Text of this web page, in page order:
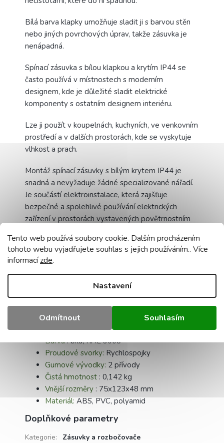
Tento web používá soubory cookie. Dalším procházením
tohoto webu vyjadřujete souhlas s jejich používáním.. Více
informacízde.
Nastavení
Odmítnout Souhlasím
Bílá barva klapky umožňuje sladit ji s barvou stěn
nebo jiných povrchových úprav, takže zásuvka je
nenápadná.
Spínací zásuvka s bílou klapkou a krytím IP44 se
často používá v místnostech s moderním
designem, kde je důležité sladit elektrické
komponenty s ostatním designem interiéru.
Lze ji použít v koupelnách, kuchyních, ve venkovním
prostředí a v dalších prostorách, kde se vyskytuje
vlhkost a prach.
Montáž spínací zásuvky s bílým krytem IP44 je
snadná a nevyžaduje žádné specializované nářadí.
Je součástí elektroinstalace, která zajišťuje
bezpečné a spolehlivé používání elektrických
zařízení v prostorách vystavených povětrnostním
Technické údaje:
Stupeň krytí: IP44
Napětí:230V
IK:07
Barva: bílá, RAL 9003
Proudové svorky: Rychlospojky
Gumové vývodky: 2 přívody
Čistá hmotnost : 0,142 kg
Vnější rozměry : 75x123x48 mm
Materiál: ABS, PVC, polyamid
Doplňkové parametry
Kategorie:
Zásuvky a rozbočovače